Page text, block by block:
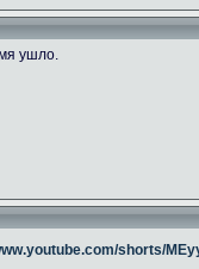
ушло.
shorts/